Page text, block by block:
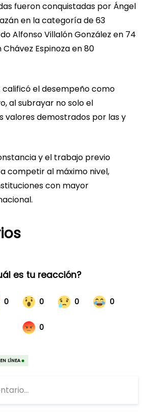
fueron conquistadas por Ángel
en la categoría de 63
Alfonso Villalón González en 74
Espinoza en 80
calificó el desempeño como
al subrayar no solo el
valores demostrados por las y
y el trabajo previo
competir al máximo nivel,
con mayor